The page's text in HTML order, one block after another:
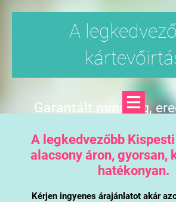
A
Garantált minőség,
A legkedvezőbb
alacsony áron, gyorsan,
hatékonyan.
Kérjen ingyenes árajánlatot akár